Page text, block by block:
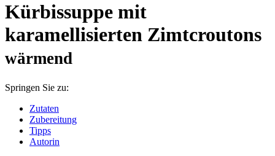
Kürbissuppe mit
karamellisierten Zimtcroutons
wärmend
Springen Sie zu:
Zutaten
Zubereitung
Tipps
Autorin